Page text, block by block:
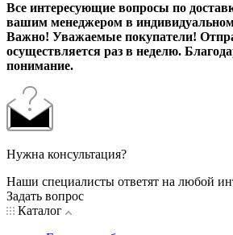
Все интересующие вопросы по
вашим менеджером в
Важно! Уважаемые покупатели!
осуществляется раз в неделю.
понимание.
Нужна консультация?
Наши специалисты ответят на любой
Задать вопрос
Каталог